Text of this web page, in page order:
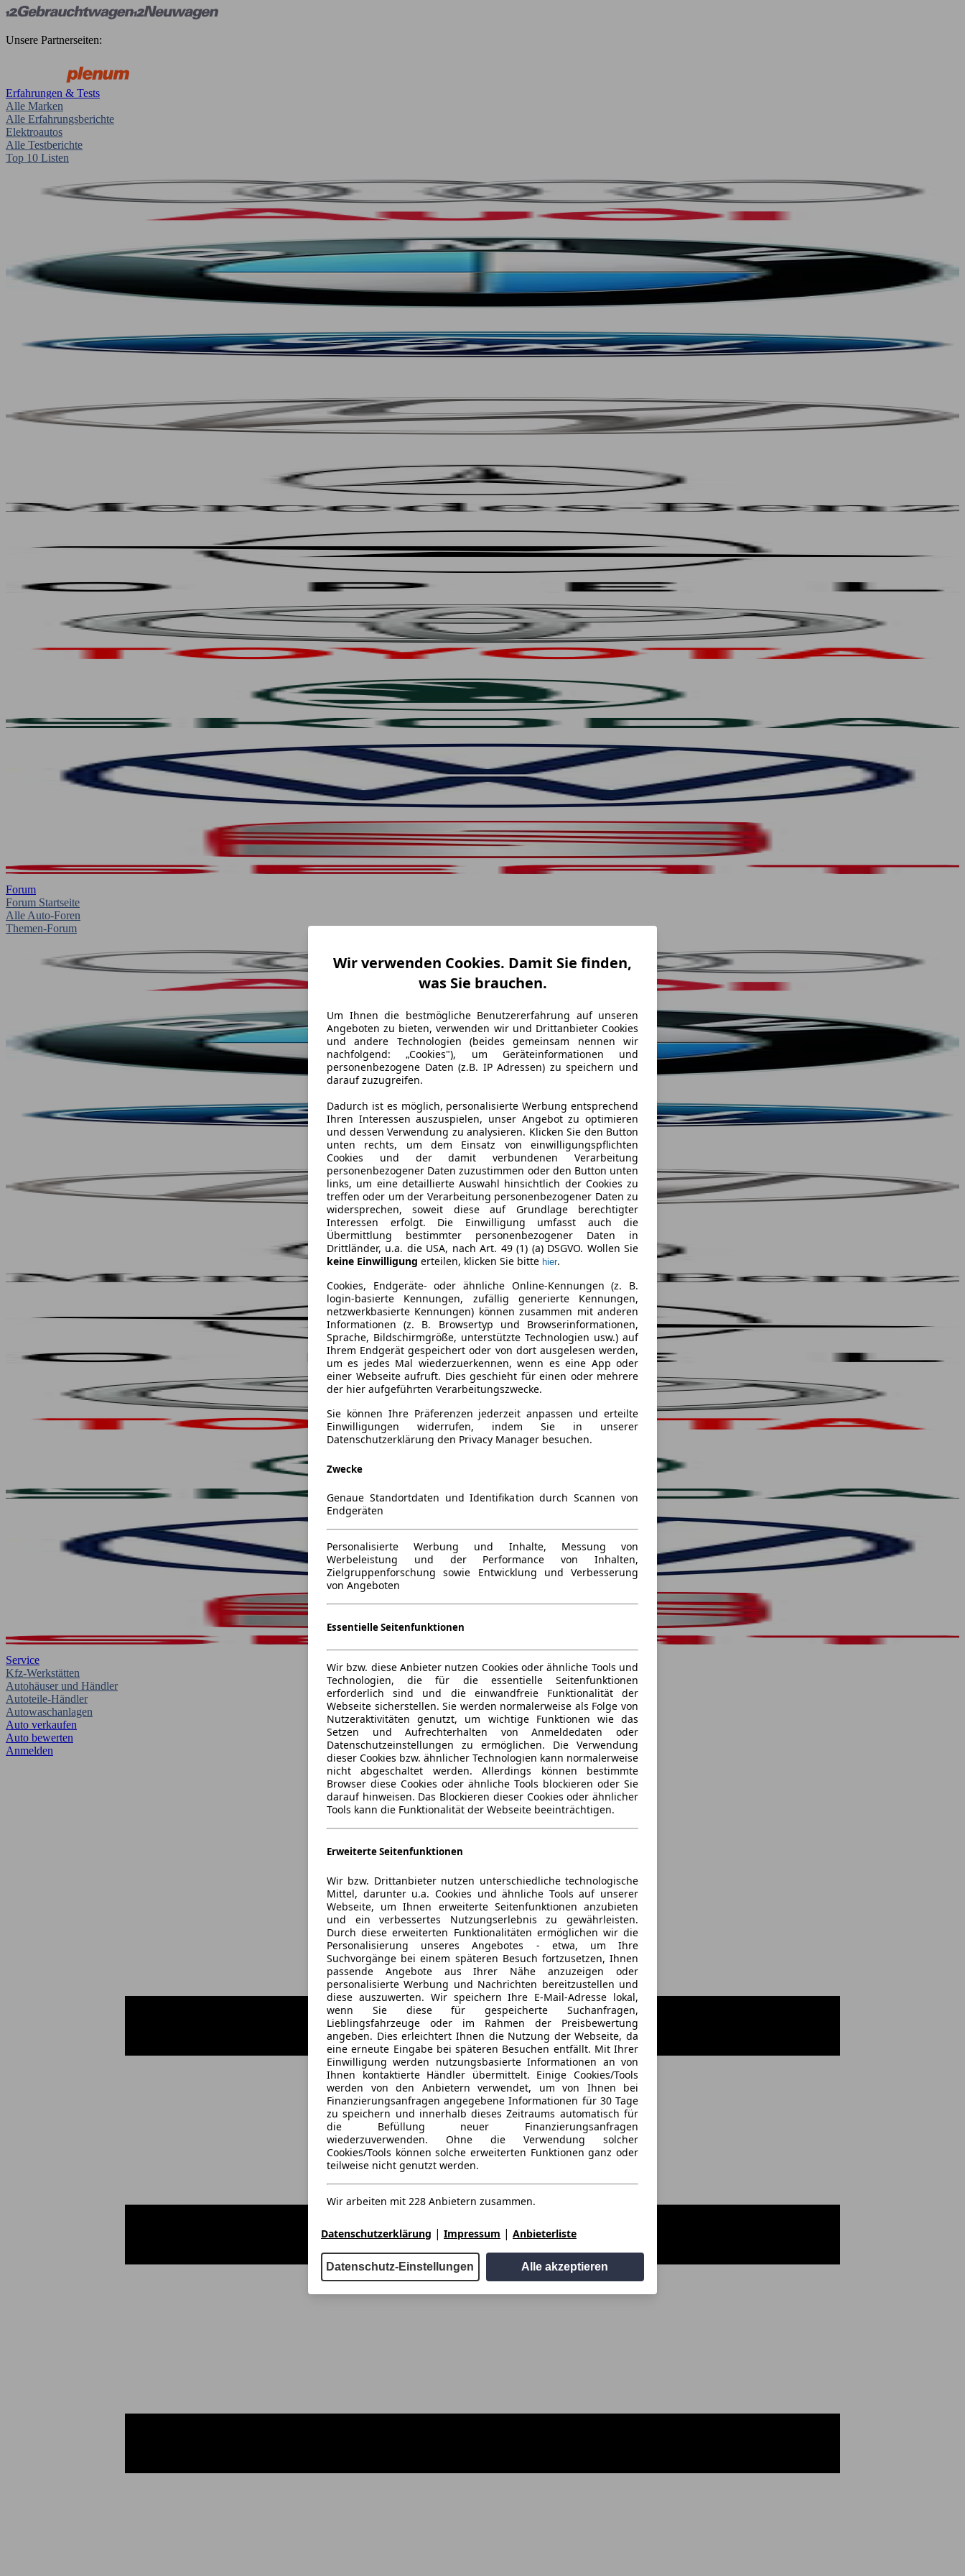
Unsere Partnerseiten:
Erfahrungen & Tests
Alle Marken
Alle Erfahrungsberichte
Elektroautos
Alle Testberichte
Top 10 Listen
Forum
Forum Startseite
Alle Auto-Foren
Themen-Forum
Service
Kfz-Werkstätten
Autohäuser und Händler
Autoteile-Händler
Autowaschanlagen
Auto verkaufen
Auto bewerten
Anmelden
Wir verwenden Cookies. Damit Sie finden,
was Sie brauchen.
Um Ihnen die bestmögliche Benutzererfahrung auf unseren
Angeboten zu bieten, verwenden wir und Drittanbieter Cookies
und andere Technologien (beides gemeinsam nennen wir
nachfolgend: „Cookies"), um Geräteinformationen und
personenbezogene Daten (z.B. IP Adressen) zu speichern und
darauf zuzugreifen.
Dadurch ist es möglich, personalisierte Werbung entsprechend
Ihren Interessen auszuspielen, unser Angebot zu optimieren
und dessen Verwendung zu analysieren. Klicken Sie den Button
unten rechts, um dem Einsatz von einwilligungspflichten
Cookies und der damit verbundenen Verarbeitung
personenbezogener Daten zuzustimmen oder den Button unten
links, um eine detaillierte Auswahl hinsichtlich der Cookies zu
treffen oder um der Verarbeitung personenbezogener Daten zu
widersprechen, soweit diese auf Grundlage berechtigter
Interessen erfolgt. Die Einwilligung umfasst auch die
Übermittlung bestimmter personenbezogener Daten in
Drittländer, u.a. die USA, nach Art. 49 (1) (a) DSGVO. Wollen Sie
keine Einwilligung erteilen, klicken Sie bitte hier.
Cookies, Endgeräte- oder ähnliche Online-Kennungen (z. B.
login-basierte Kennungen, zufällig generierte Kennungen,
netzwerkbasierte Kennungen) können zusammen mit anderen
Informationen (z. B. Browsertyp und Browserinformationen,
Sprache, Bildschirmgröße, unterstützte Technologien usw.) auf
Ihrem Endgerät gespeichert oder von dort ausgelesen werden,
um es jedes Mal wiederzuerkennen, wenn es eine App oder
einer Webseite aufruft. Dies geschieht für einen oder mehrere
der hier aufgeführten Verarbeitungszwecke.
Sie können Ihre Präferenzen jederzeit anpassen und erteilte
Einwilligungen widerrufen, indem Sie in unserer
Datenschutzerklärung den Privacy Manager besuchen.
Zwecke
Genaue Standortdaten und Identifikation durch Scannen von
Endgeräten
Personalisierte Werbung und Inhalte, Messung von
Werbeleistung und der Performance von Inhalten,
Zielgruppenforschung sowie Entwicklung und Verbesserung
von Angeboten
Essentielle Seitenfunktionen
Wir bzw. diese Anbieter nutzen Cookies oder ähnliche Tools und
Technologien, die für die essentielle Seitenfunktionen
erforderlich sind und die einwandfreie Funktionalität der
Webseite sicherstellen. Sie werden normalerweise als Folge von
Nutzeraktivitäten genutzt, um wichtige Funktionen wie das
Setzen und Aufrechterhalten von Anmeldedaten oder
Datenschutzeinstellungen zu ermöglichen. Die Verwendung
dieser Cookies bzw. ähnlicher Technologien kann normalerweise
nicht abgeschaltet werden. Allerdings können bestimmte
Browser diese Cookies oder ähnliche Tools blockieren oder Sie
darauf hinweisen. Das Blockieren dieser Cookies oder ähnlicher
Tools kann die Funktionalität der Webseite beeinträchtigen.
Erweiterte Seitenfunktionen
Wir bzw. Drittanbieter nutzen unterschiedliche technologische
Mittel, darunter u.a. Cookies und ähnliche Tools auf unserer
Webseite, um Ihnen erweiterte Seitenfunktionen anzubieten
und ein verbessertes Nutzungserlebnis zu gewährleisten.
Durch diese erweiterten Funktionalitäten ermöglichen wir die
Personalisierung unseres Angebotes - etwa, um Ihre
Suchvorgänge bei einem späteren Besuch fortzusetzen, Ihnen
passende Angebote aus Ihrer Nähe anzuzeigen oder
personalisierte Werbung und Nachrichten bereitzustellen und
diese auszuwerten. Wir speichern Ihre E-Mail-Adresse lokal,
wenn Sie diese für gespeicherte Suchanfragen,
Lieblingsfahrzeuge oder im Rahmen der Preisbewertung
angeben. Dies erleichtert Ihnen die Nutzung der Webseite, da
eine erneute Eingabe bei späteren Besuchen entfällt. Mit Ihrer
Einwilligung werden nutzungsbasierte Informationen an von
Ihnen kontaktierte Händler übermittelt. Einige Cookies/Tools
werden von den Anbietern verwendet, um von Ihnen bei
Finanzierungsanfragen angegebene Informationen für 30 Tage
zu speichern und innerhalb dieses Zeitraums automatisch für
die Befüllung neuer Finanzierungsanfragen
wiederzuverwenden. Ohne die Verwendung solcher
Cookies/Tools können solche erweiterten Funktionen ganz oder
teilweise nicht genutzt werden.
Wir arbeiten mit 228 Anbietern zusammen.
Datenschutzerklärung | Impressum | Anbieterliste
Datenschutz-Einstellungen Alle akzeptieren